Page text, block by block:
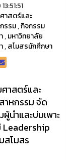
าสตร์และ
รรม,กิจกรรม
,มหาวิทยาลัย
,สโมสรนักศึกษา
าสตร์และ
าหกรรม จัด
นำและบ่มเพาะ
Leadership
สโมสร